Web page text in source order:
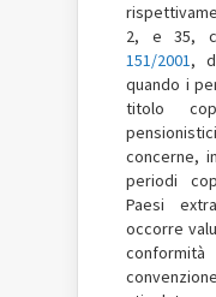
2, e 35,
151/2001,
quando i
titolo
concerne,
periodi
Paesi
occorre